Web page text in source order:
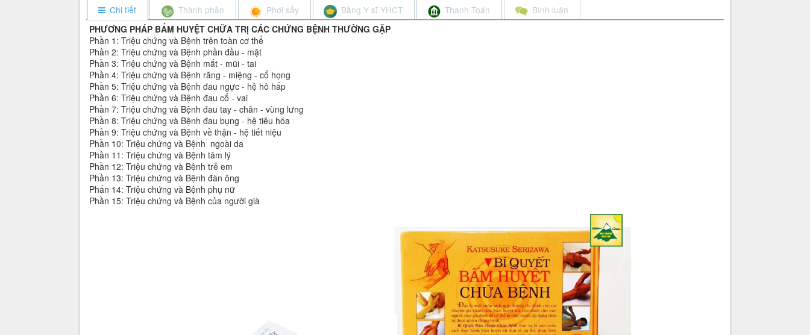
Chi tiết Thành phần Phơi sấy Bằng Y sĩ YHCT Thanh Toán
Bình luận
PHƯƠNG PHÁP BẤM HUYỆT CHỮA TRỊ CÁC CHỨNG BỆNH THƯỜNG GẶP
Phần 1: Triệu chứng và Bệnh trên toàn cơ thể
Phần 2: Triệu chứng và Bệnh phần đầu - mặt
Phần 3: Triệu chứng và Bệnh mắt - mũi - tai
Phần 4: Triệu chứng và Bệnh răng - miệng - cổ họng
Phần 5: Triệu chứng và Bệnh đau ngực - hệ hô hấp
Phần 6: Triệu chứng và Bệnh đau cổ - vai
Phần 7: Triệu chứng và Bệnh đau tay - chân - vùng lưng
Phần 8: Triệu chứng và Bệnh đau bụng - hệ tiêu hóa
Phần 9: Triệu chứng và Bệnh về thận - hệ tiết niệu
Phần 10: Triệu chứng và Bệnh ngoài da
Phần 11: Triệu chứng và Bệnh tâm lý
Phần 12: Triệu chứng và Bệnh trẻ em
Phần 13: Triệu chứng và Bệnh đàn ông
Phấn 14: Triệu chứng và Bệnh phụ nữ
Phần 15: Triệu chứng và Bệnh của người già